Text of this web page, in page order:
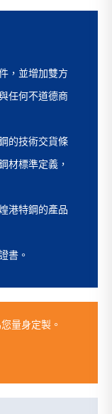
，並增加雙方
任何不道德商
的技術交貨條
材標準定義，
港特鋼的產品
書。
量身定製。